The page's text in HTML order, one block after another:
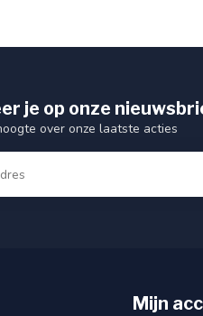
je op onze
over onze laatste acties
Mijn